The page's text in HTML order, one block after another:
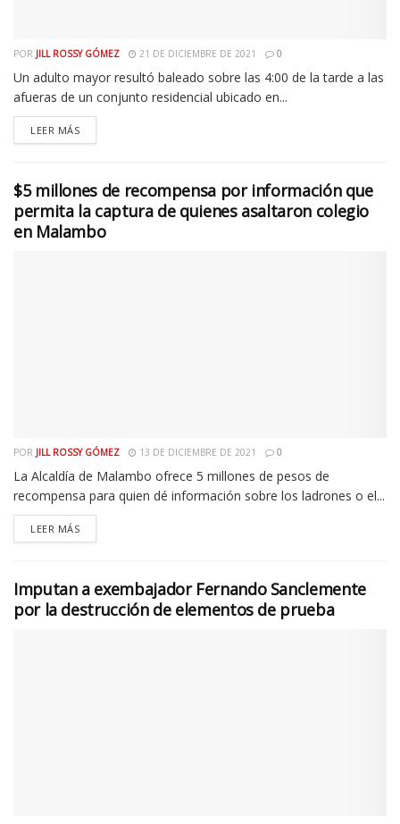
POR JILL ROSSY GÓMEZ 21 DE DICIEMBRE DE 2021 0
Un adulto mayor resultó baleado sobre las 4:00 de la tarde a las
afueras de un conjunto residencial ubicado en...
LEER MÁS
$5 millones de recompensa por información que
permita la captura de quienes asaltaron colegio
en Malambo
POR JILL ROSSY GÓMEZ 13 DE DICIEMBRE DE 2021 0
La Alcaldía de Malambo ofrece 5 millones de pesos de
recompensa para quien dé información sobre los ladrones o el...
LEER MÁS
Imputan a exembajador Fernando Sanclemente
por la destrucción de elementos de prueba